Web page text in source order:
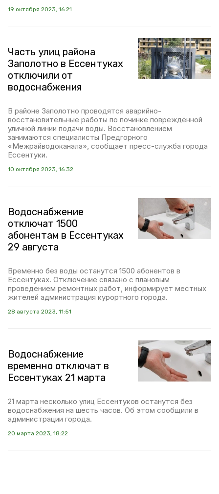
19 октября 2023, 16:21
Часть улиц района
Заполотно в Ессентуках
отключили от
водоснабжения
В районе Заполотно проводятся аварийно-
восстановительные работы по починке повреждённой
уличной линии подачи воды. Восстановлением
занимаются специалисты Предгорного
«Межрайводоканала», сообщает пресс-служба города
Ессентуки.
10 октября 2023, 16:32
Водоснабжение
отключат 1500
абонентам в Ессентуках
29 августа
Временно без воды останутся 1500 абонентов в
Ессентуках. Отключение связано с плановым
проведением ремонтных работ, информирует местных
жителей администрация курортного города.
28 августа 2023, 11:51
Водоснабжение
временно отключат в
Ессентуках 21 марта
21 марта несколько улиц Ессентуков останутся без
водоснабжения на шесть часов. Об этом сообщили в
администрации города.
20 марта 2023, 18:22